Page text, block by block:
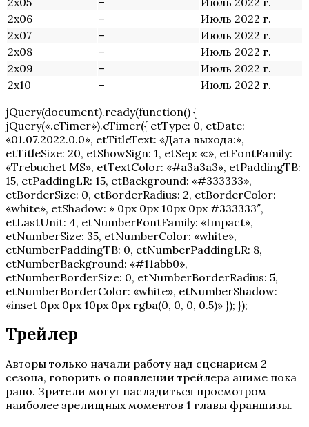
2х06
–
Июль 2022 г.
2х07
–
Июль 2022 г.
2х08
–
Июль 2022 г.
2х09
–
Июль 2022 г.
2х10
–
Июль 2022 г.
jQuery(document).ready(function() {
jQuery(«.eTimer»).eTimer({ etType: 0, etDate:
«01.07.2022.0.0», etTitleText: «Дата выхода:»,
etTitleSize: 20, etShowSign: 1, etSep: «:», etFontFamily:
«Trebuchet MS», etTextColor: «#a3a3a3», etPaddingTB:
15, etPaddingLR: 15, etBackground: «#333333»,
etBorderSize: 0, etBorderRadius: 2, etBorderColor:
«white», etShadow: » 0px 0px 10px 0px #333333″,
etLastUnit: 4, etNumberFontFamily: «Impact»,
etNumberSize: 35, etNumberColor: «white»,
etNumberPaddingTB: 0, etNumberPaddingLR: 8,
etNumberBackground: «#11abb0»,
etNumberBorderSize: 0, etNumberBorderRadius: 5,
etNumberBorderColor: «white», etNumberShadow:
«inset 0px 0px 10px 0px rgba(0, 0, 0, 0.5)» }); });
Трейлер
Авторы только начали работу над сценарием 2
сезона, говорить о появлении трейлера аниме пока
рано. Зрители могут насладиться просмотром
наиболее зрелищных моментов 1 главы франшизы.